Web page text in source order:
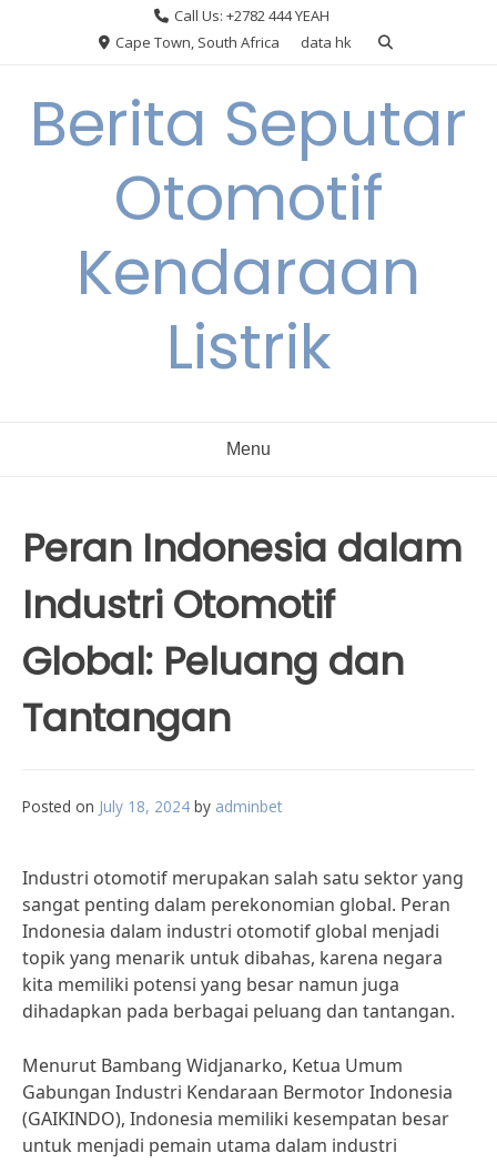
Call Us: +2782 444 YEAH
Cape Town, South Africa
data hk
Berita Seputar
Otomotif
Kendaraan
Listrik
Menu
Peran Indonesia dalam
Industri Otomotif
Global: Peluang dan
Tantangan
Posted on July 18, 2024 by adminbet
Industri otomotif merupakan salah satu sektor yang
sangat penting dalam perekonomian global. Peran
Indonesia dalam industri otomotif global menjadi
topik yang menarik untuk dibahas, karena negara
kita memiliki potensi yang besar namun juga
dihadapkan pada berbagai peluang dan tantangan.
Menurut Bambang Widjanarko, Ketua Umum
Gabungan Industri Kendaraan Bermotor Indonesia
(GAIKINDO), Indonesia memiliki kesempatan besar
untuk menjadi pemain utama dalam industri